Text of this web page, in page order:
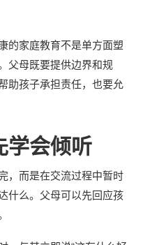
的家庭教育不是单方面塑
父母既要提供边界和规
助孩子承担责任，也要允
学会倾听
，而是在交流过程中暂时
什么。父母可以先回应孩